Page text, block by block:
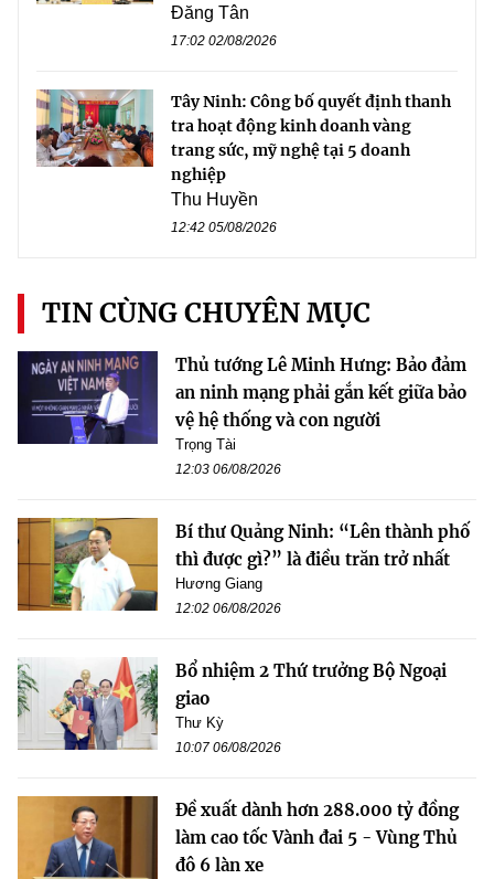
Đăng Tân
17:02 02/08/2026
Tây Ninh: Công bố quyết định thanh
tra hoạt động kinh doanh vàng
trang sức, mỹ nghệ tại 5 doanh
nghiệp
Thu Huyền
12:42 05/08/2026
TIN CÙNG CHUYÊN MỤC
Thủ tướng Lê Minh Hưng: Bảo đảm
an ninh mạng phải gắn kết giữa bảo
vệ hệ thống và con người
Trọng Tài
12:03 06/08/2026
Bí thư Quảng Ninh: “Lên thành phố
thì được gì?” là điều trăn trở nhất
Hương Giang
12:02 06/08/2026
Bổ nhiệm 2 Thứ trưởng Bộ Ngoại
giao
Thư Kỳ
10:07 06/08/2026
Đề xuất dành hơn 288.000 tỷ đồng
làm cao tốc Vành đai 5 - Vùng Thủ
đô 6 làn xe